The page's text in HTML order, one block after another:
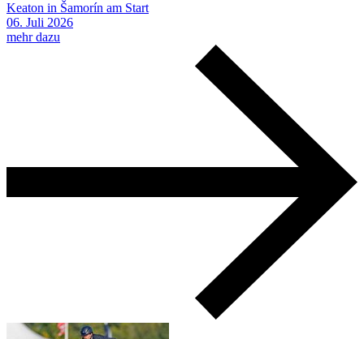
Keaton in Šamorín am Start
06. Juli 2026
mehr dazu